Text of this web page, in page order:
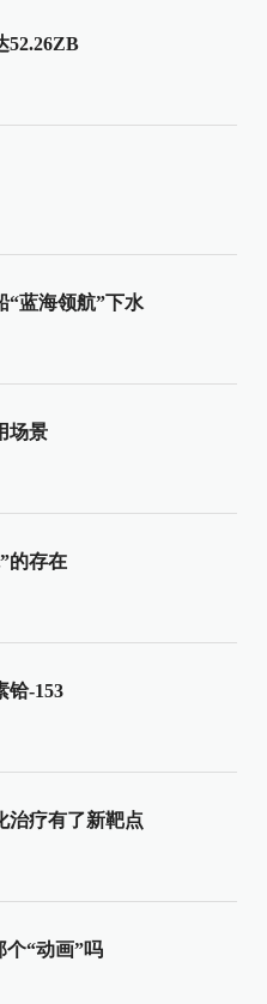
52.26ZB
“蓝海领航”下水
场景
的存在
铪-153
治疗有了新靶点
“动画”吗